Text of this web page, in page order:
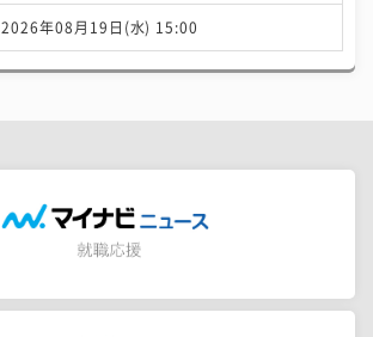
2026年08月19日(水) 15:00